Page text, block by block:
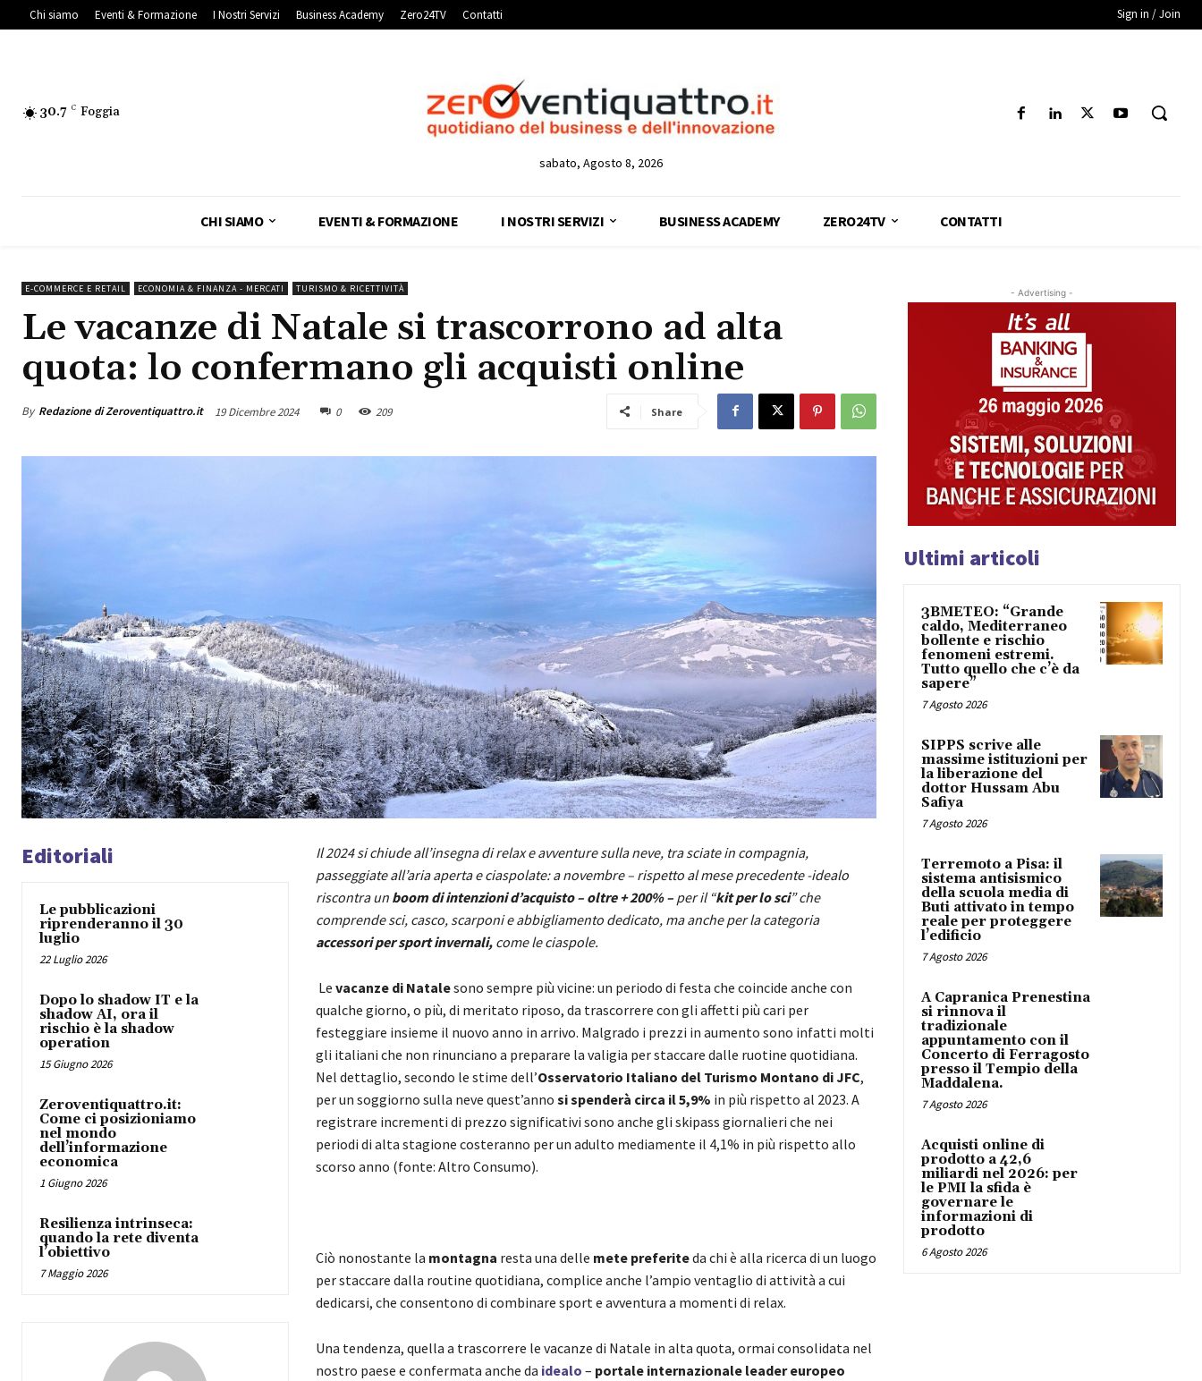
Chi siamo Eventi & Formazione I Nostri Servizi Business Academy Zero24TV Contatti Sign in / Join
30.7 C Foggia
sabato, Agosto 8, 2026
CHI SIAMO EVENTI & FORMAZIONE I NOSTRI SERVIZI BUSINESS ACADEMY ZERO24TV CONTATTI
E-COMMERCE E RETAIL ECONOMIA & FINANZA - MERCATI TURISMO & RICETTIVITÀ
Le vacanze di Natale si trascorrono ad alta
quota: lo confermano gli acquisti online
By Redazione di Zeroventiquattro.it 19 Dicembre 2024 0 209 Share
Editoriali
Le pubblicazioni
riprenderanno il 30
luglio
22 Luglio 2026
Dopo lo shadow IT e la
shadow AI, ora il
rischio è la shadow
operation
15 Giugno 2026
Zeroventiquattro.it:
Come ci posizioniamo
nel mondo
dell’informazione
economica
1 Giugno 2026
Resilienza intrinseca:
quando la rete diventa
l’obiettivo
7 Maggio 2026
Il 2024 si chiude all’insegna di relax e avventure sulla neve, tra sciate in compagnia,
passeggiate all’aria aperta e ciaspolate: a novembre – rispetto al mese precedente -idealo
riscontra un boom di intenzioni d’acquisto – oltre + 200% – per il “kit per lo sci” che
comprende sci, casco, scarponi e abbigliamento dedicato, ma anche per la categoria
accessori per sport invernali, come le ciaspole.
Le vacanze di Natalesono sempre più vicine: un periodo di festa che coincide anche con
qualche giorno, o più, di meritato riposo, da trascorrere con gli affetti più cari per
festeggiare insieme il nuovo anno in arrivo. Malgrado i prezzi in aumento sono infatti molti
gli italiani che non rinunciano a preparare la valigia per staccare dalle ruotine quotidiana.
Nel dettaglio, secondo le stime dell’Osservatorio Italiano del Turismo Montano di JFC,
per un soggiorno sulla neve quest’anno si spenderà circa il 5,9% in più rispetto al 2023. A
registrare incrementi di prezzo significativi sono anche gli skipass giornalieri che nei
periodi di alta stagione costeranno per un adulto mediamente il 4,1% in più rispetto allo
scorso anno (fonte: Altro Consumo).
Ciò nonostante la montagna resta una delle mete preferiteda chi è alla ricerca di un luogo
per staccare dalla routine quotidiana, complice anche l’ampio ventaglio di attività a cui
dedicarsi, che consentono di combinare sport e avventura a momenti di relax.
Una tendenza, quella a trascorrere le vacanze di Natale in alta quota, ormai consolidata nel
nostro paese e confermata anche da idealo – portale internazionale leader europeo
- Advertising -
Ultimi articoli
3BMETEO: “Grande
caldo, Mediterraneo
bollente e rischio
fenomeni estremi.
Tutto quello che c’è da
sapere”
7 Agosto 2026
SIPPS scrive alle
massime istituzioni per
la liberazione del
dottor Hussam Abu
Safiya
7 Agosto 2026
Terremoto a Pisa: il
sistema antisismico
della scuola media di
Buti attivato in tempo
reale per proteggere
l’edificio
7 Agosto 2026
A Capranica Prenestina
si rinnova il
tradizionale
appuntamento con il
Concerto di Ferragosto
presso il Tempio della
Maddalena.
7 Agosto 2026
Acquisti online di
prodotto a 42,6
miliardi nel 2026: per
le PMI la sfida è
governare le
informazioni di
prodotto
6 Agosto 2026